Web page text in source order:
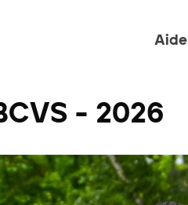
Aide
- 2026